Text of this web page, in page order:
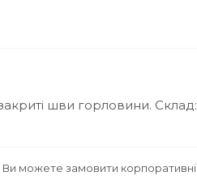
шви горловини. Склад:
Ви можете замовити корпоративні